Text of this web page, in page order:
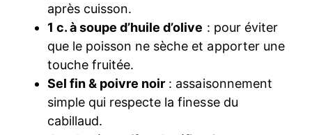
après cuisson.
1 c. à soupe d’huile d’olive : pour éviter
que le poisson ne sèche et apporter une
touche fruitée.
Sel fin & poivre noir : assaisonnement
simple qui respecte la finesse du
cabillaud.